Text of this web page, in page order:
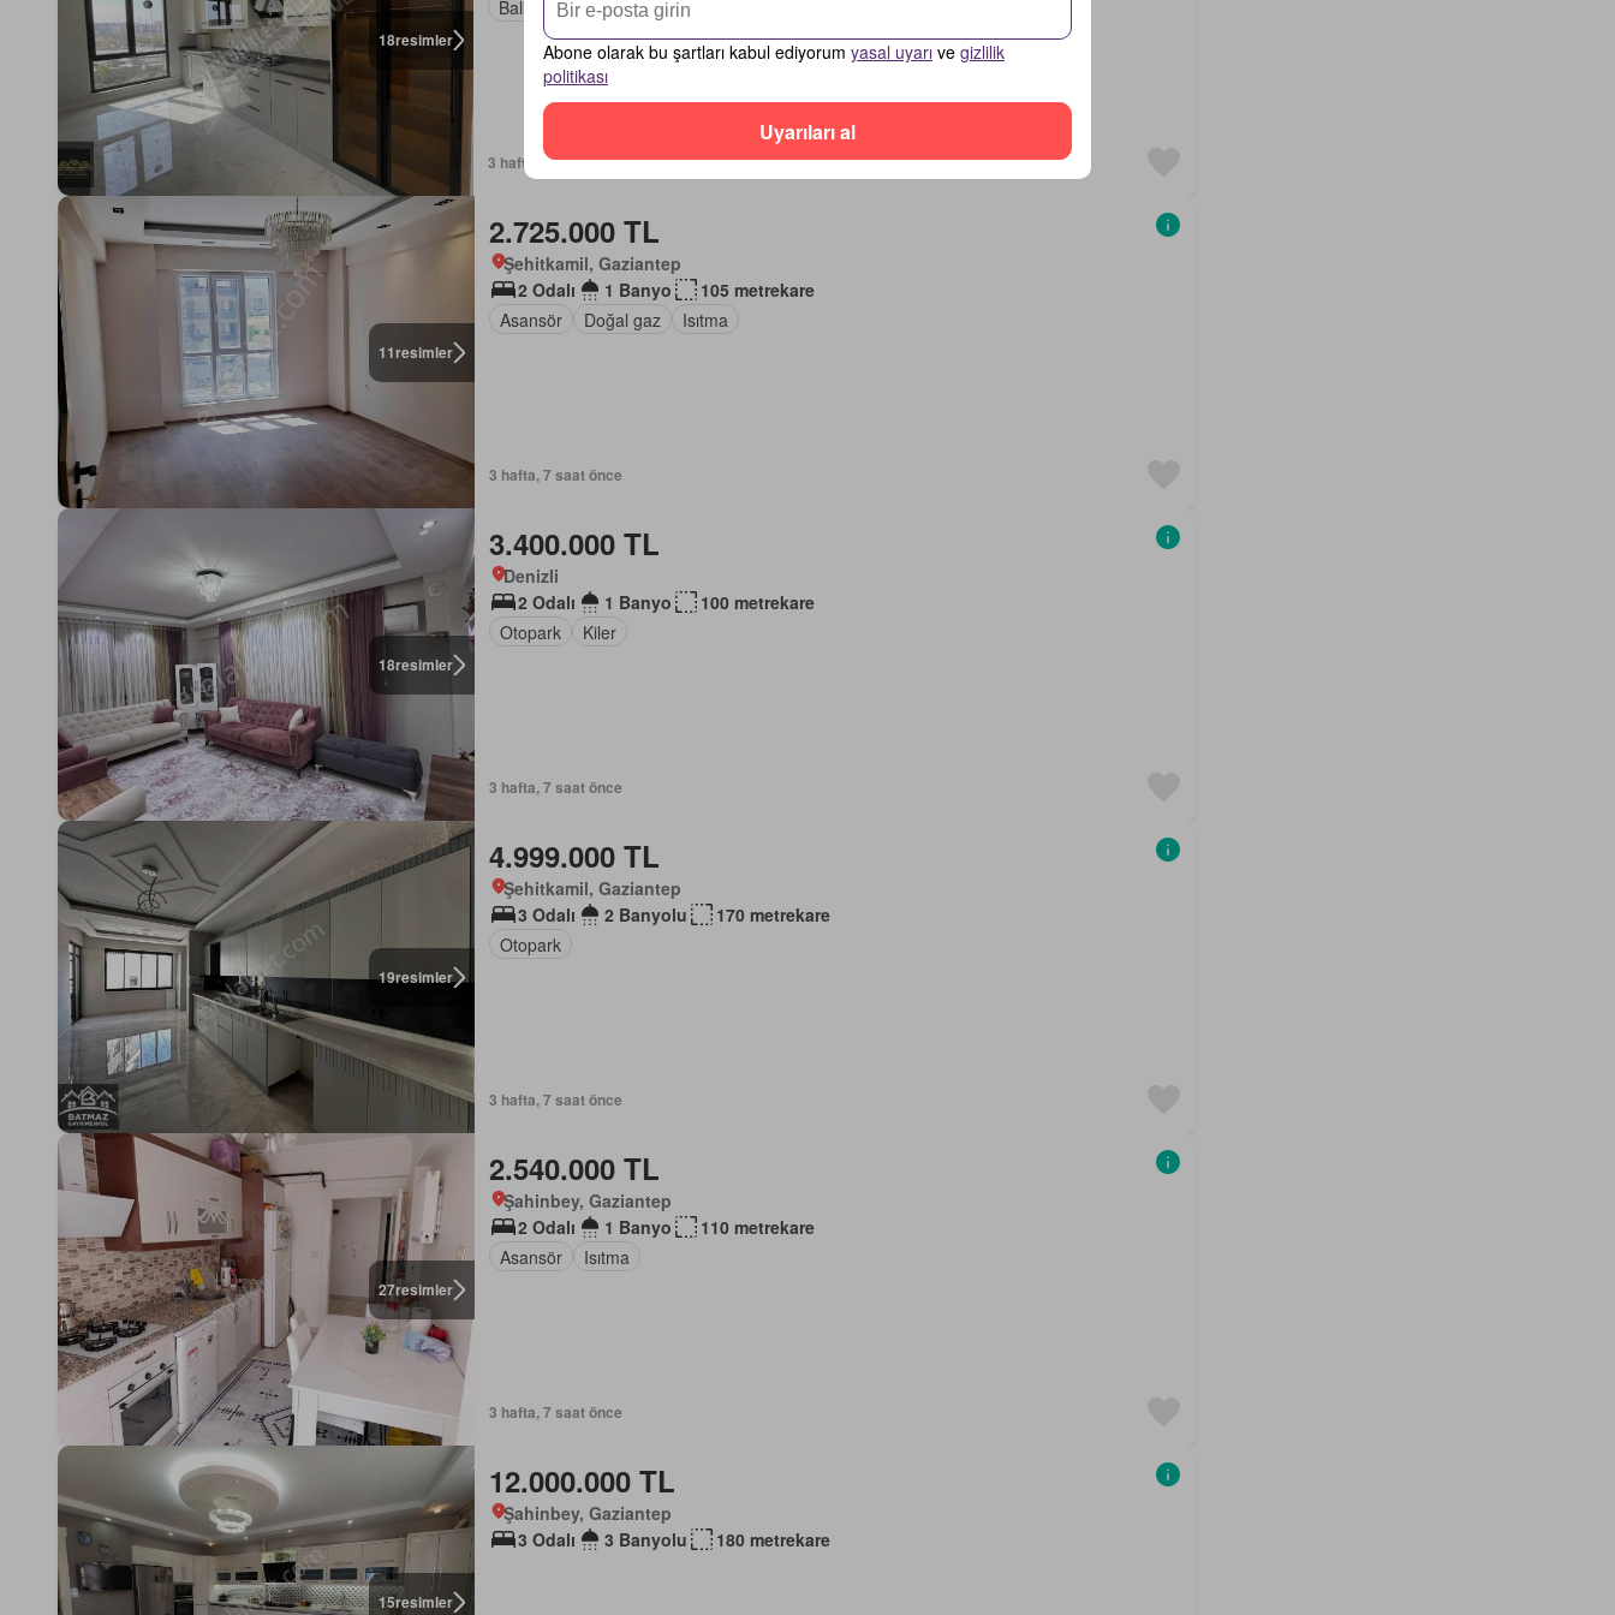
18resimler
Balkon
Asansör Otopark
3 hafta, 7 saat önce
11resimler
2.725.000 TL
Şehitkamil, Gaziantep
2 Odalı
1 Banyo
105 metrekare
Asansör
Doğal gaz Isıtma
3 hafta, 7 saat önce
18resimler
3.400.000 TL
Denizli
2 Odalı
1 Banyo
100 metrekare
Otopark
Kiler
3 hafta, 7 saat önce
19resimler
4.999.000 TL
Şehitkamil, Gaziantep
3 Odalı
2 Banyolu
170 metrekare
Otopark
3 hafta, 7 saat önce
27resimler
2.540.000 TL
Şahinbey, Gaziantep
2 Odalı
1 Banyo
110 metrekare
Asansör
Isıtma
3 hafta, 7 saat önce
15resimler
12.000.000 TL
Şahinbey, Gaziantep
3 Odalı
3 Banyolu 180 metrekare
Abone olarak bu şartları kabul ediyorum yasal uyarı ve gizlilik
politikası
Uyarıları al